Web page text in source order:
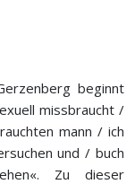
beginnt
missbraucht /
mann / ich
und / buch
Zu dieser